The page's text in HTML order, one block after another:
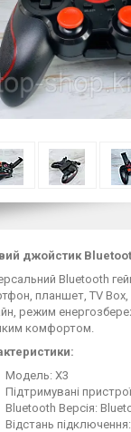
джойстик
Bluetooth
планшет, TV Box,
режим
комфортом.
Модель: X3
Підтримувані
Bluetooth Версія:
Відстань